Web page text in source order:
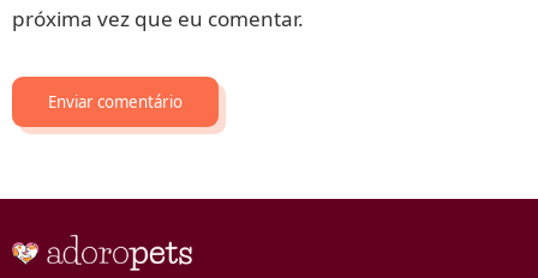
próxima vez que eu comentar.